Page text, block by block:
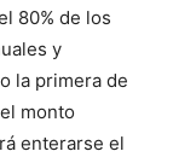
80% de los
y
la primera de
monto
enterarse el